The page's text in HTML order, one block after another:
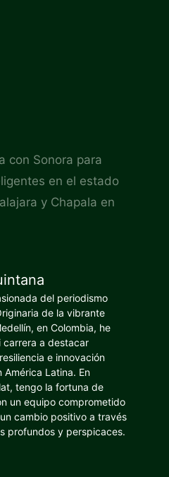
con Sonora para
en el estado
y Chapala en
del periodismo
de la vibrante
en Colombia, he
carrera a destacar
e innovación
América Latina. En
tengo la fortuna de
un equipo comprometido
cambio positivo a través
profundos y perspicaces.